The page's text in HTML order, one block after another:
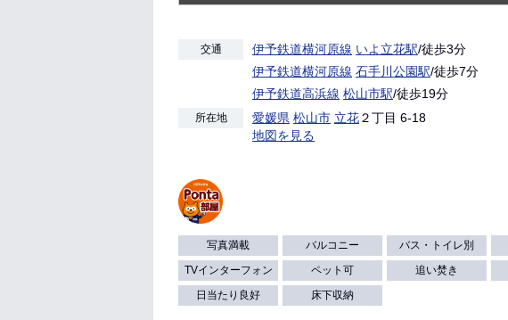
交通 伊予鉄道横河原線 いよ立花駅/徒歩3分
伊予鉄道横河原線 石手川公園駅/徒歩7分
伊予鉄道高浜線 松山市駅/徒歩19分
所在地 愛媛県 松山市 立花２丁目 6-18
地図を見る
写真満載 バルコニー バス・トイレ別
TVインターフォン
ペット可 追い焚き
日当たり良好
床下収納